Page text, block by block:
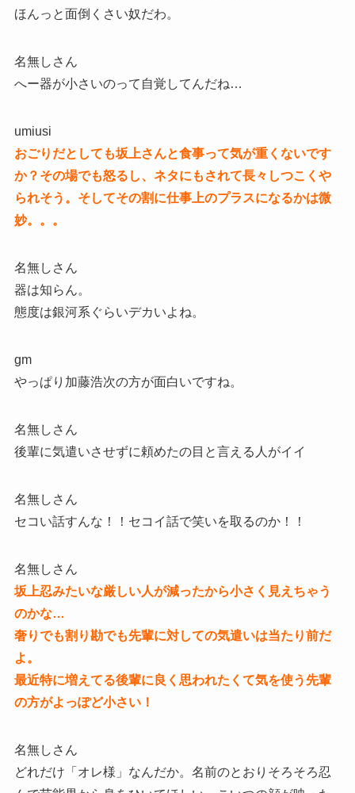
ほんっと面倒くさい奴だわ。
名無しさん
へー器が小さいのって自覚してんだね…
umiusi
おごりだとしても坂上さんと食事って気が重くないです
か？その場でも怒るし、ネタにもされて長々しつこくや
られそう。そしてその割に仕事上のプラスになるかは微
妙。。。
名無しさん
器は知らん。
態度は銀河系ぐらいデカいよね。
gm
やっぱり加藤浩次の方が面白いですね。
名無しさん
後輩に気遣いさせずに頼めたの目と言える人がイイ
名無しさん
セコい話すんな！！セコイ話で笑いを取るのか！！
名無しさん
坂上忍みたいな厳しい人が減ったから小さく見えちゃう
のかな…
奢りでも割り勘でも先輩に対しての気遣いは当たり前だ
よ。
最近特に増えてる後輩に良く思われたくて気を使う先輩
の方がよっぽど小さい！
名無しさん
どれだけ「オレ様」なんだか。名前のとおりそろそろ忍